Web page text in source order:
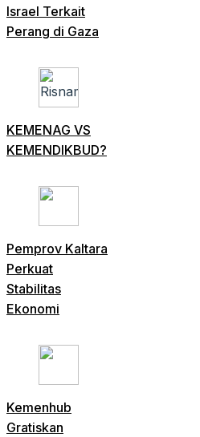
Israel Terkait
Perang di Gaza
KEMENAG VS
KEMENDIKBUD?
Pemprov Kaltara
Perkuat
Stabilitas
Ekonomi
Kemenhub
Gratiskan